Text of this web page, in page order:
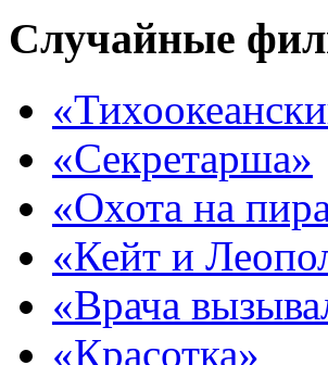
Случайные
«Секретарша»
«Охота на
«Кейт и
«Врача
«Красотка»